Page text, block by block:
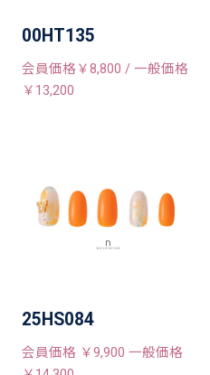
00HT135
会員価格￥8,800 / 一般価格
￥13,200
25HS084
会員価格 ￥9,900 一般価格